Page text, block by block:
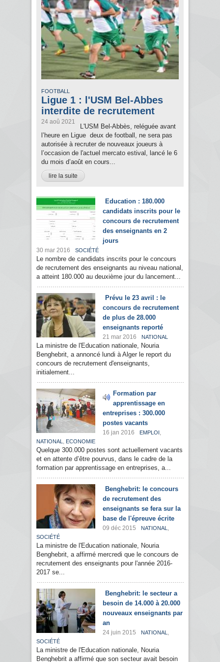
FOOTBALL
Ligue 1 : l'USM Bel-Abbes
interdite de recrutement
24 aoû 2021
L'USM Bel-Abbès, reléguée avant
l’heure en Ligue deux de football, ne sera pas
autorisée à recruter de nouveaux joueurs à
l’occasion de l'actuel mercato estival, lancé le 6
du mois d’août en cours...
lire la suite
Education : 180.000
candidats inscrits pour le
concours de recrutement
des enseignants en 2
jours
30 mar 2016 SOCIÉTÉ
Le nombre de candidats inscrits pour le concours
de recrutement des enseignants au niveau national,
a atteint 180.000 au deuxième jour du lancement...
Prévu le 23 avril : le
concours de recrutement
de plus de 28.000
enseignants reporté
21 mar 2016 NATIONAL
La ministre de l'Education nationale, Nouria
Benghebrit, a annoncé lundi à Alger le report du
concours de recrutement d'enseignants,
initialement...
Formation par
apprentissage en
entreprises : 300.000
postes vacants
16 jan 2016 EMPLOI ,
NATIONAL , ECONOMIE
Quelque 300.000 postes sont actuellement vacants
et en attente d’être pourvus, dans le cadre de la
formation par apprentissage en entreprises, a...
Benghebrit: le concours
de recrutement des
enseignants se fera sur la
base de l'épreuve écrite
09 déc 2015 NATIONAL ,
SOCIÉTÉ
La ministre de l'Education nationale, Nouria
Benghebrit, a affirmé mercredi que le concours de
recrutement des enseignants pour l'année 2016-
2017 se...
Benghebrit: le secteur a
besoin de 14.000 à 20.000
nouveaux enseignants par
an
24 juin 2015 NATIONAL ,
SOCIÉTÉ
La ministre de l'Education nationale, Nouria
Benghebrit a affirmé que son secteur avait besoin